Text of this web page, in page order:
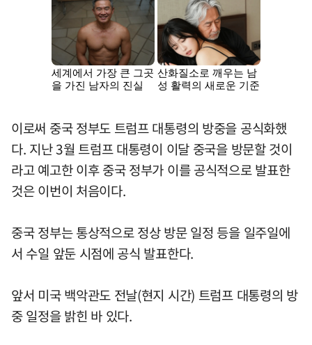
이로써 중국 정부도 트럼프 대통령의 방중을 공식화했
다. 지난 3월 트럼프 대통령이 이달 중국을 방문할 것이
라고 예고한 이후 중국 정부가 이를 공식적으로 발표한
것은 이번이 처음이다.
중국 정부는 통상적으로 정상 방문 일정 등을 일주일에
서 수일 앞둔 시점에 공식 발표한다.
앞서 미국 백악관도 전날(현지 시간) 트럼프 대통령의 방
중 일정을 밝힌 바 있다.